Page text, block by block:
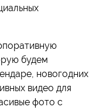
будем
новогодних
видео для
фото с